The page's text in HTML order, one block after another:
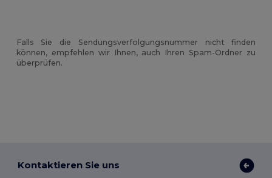
Falls Sie die Sendungsverfolgungsnummer nicht finden
können, empfehlen wir Ihnen, auch Ihren Spam-Ordner zu
überprüfen.
Kontaktieren Sie uns